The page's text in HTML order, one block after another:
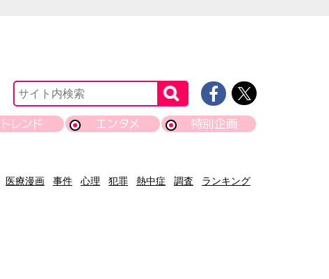
トレンド エンタメ 特別企画
医療漫画 事件 心理 犯罪 熱中症 調査
ランキング